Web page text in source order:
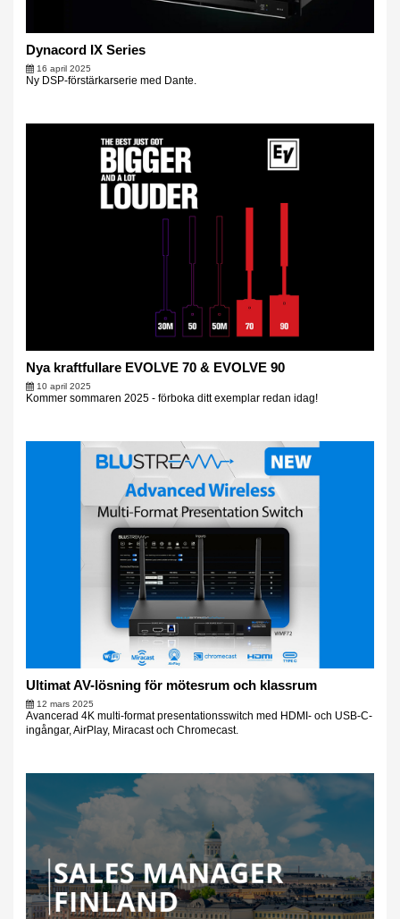
Dynacord IX Series
16 april 2025
Ny DSP-förstärkarserie med Dante.
Nya kraftfullare EVOLVE 70 & EVOLVE 90
10 april 2025
Kommer sommaren 2025 - förboka ditt exemplar redan idag!
Ultimat AV-lösning för mötesrum och klassrum
12 mars 2025
Avancerad 4K multi-format presentationsswitch med HDMI- och USB-C-
ingångar, AirPlay, Miracast och Chromecast.